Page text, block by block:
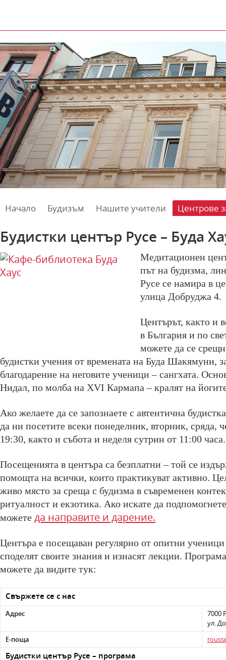
Начало Будизъм Нашите учители Центрове
Будистки център Русе – Буда
Медитационен
път на будизма,
Русе се намира в
улица Добруджа 4.
Центърът, както и
в България и по
можете да се
будистки учения от времената на Буда Шакямуни,
благодарение на неговите ученици – сангхата.
Нидал, по молба на XVI Кармапа – кралят на
Ако желаете да се запознаете с автентична
да ни посетите всеки понеделник, вторник, сряда,
19:30, както и събота и неделя сутрин от 11:00 часа.
Посещенията в центъра са безплатни – той се
помощта на всички, които практикуват активно.
живо място за среща с будизма в съвременен
ритуалност и екзотика. Ако искате да
можете да направите и дарение.
Центъра е посещаван регулярно от опитни
споделят своите знания и изнасят лекции.
можете да видите тук:
Свържете се с нас
Адрес
7000
ул.
Е-поща
Будистки център Русе – програма